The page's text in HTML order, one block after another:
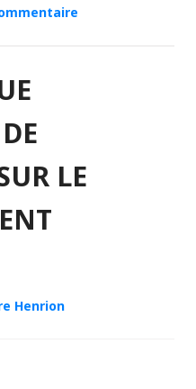
LE
Henrion